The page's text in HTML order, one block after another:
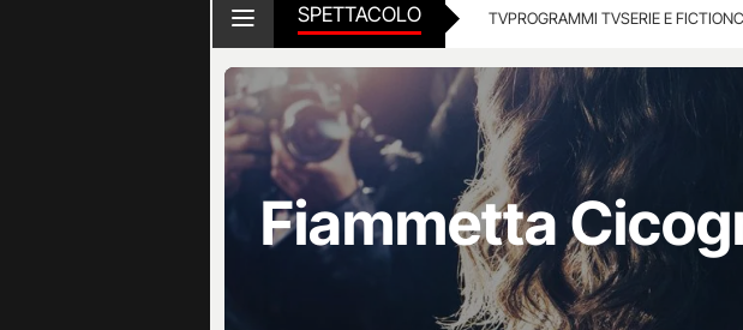
SPETTACOLO TVPROGRAMMI TVSERIE E FICTION
Fiammetta